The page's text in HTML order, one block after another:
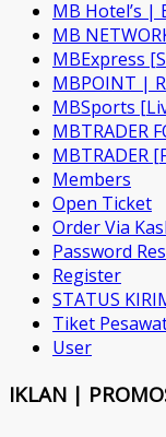
MB Hotel’s |
MB
MBExpress
MBPOINT |
MBSports
MBTRADER
MBTRADER
Members
Open Ticket
Order Via
Password
Register
STATUS
Tiket
User
IKLAN |